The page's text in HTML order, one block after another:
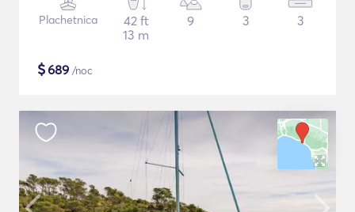
Plachetnica
42 ft
13 m
9 3 3
$689 /noc